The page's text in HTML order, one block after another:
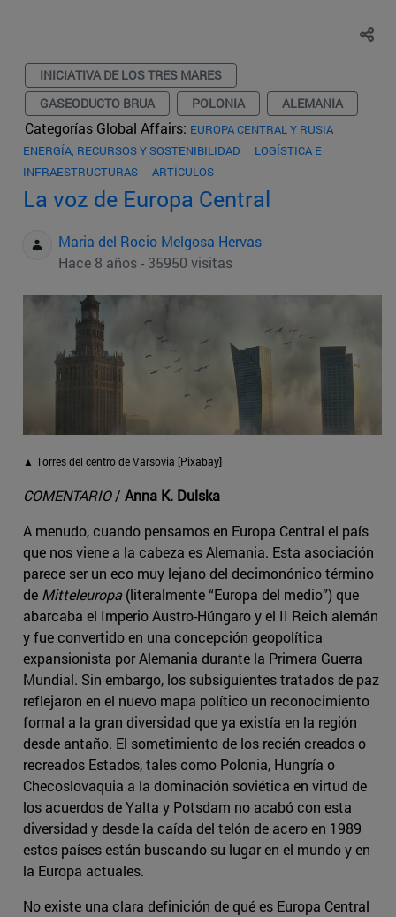
INICIATIVA DE LOS TRES MARES
GASEODUCTO BRUA
POLONIA ALEMANIA
Categorías Global Affairs: EUROPA CENTRAL Y RUSIA
ENERGÍA, RECURSOS Y SOSTENIBILIDAD
LOGÍSTICA E
INFRAESTRUCTURAS
ARTÍCULOS
La voz de Europa Central
Maria del Rocio Melgosa Hervas
Hace 8 años - 35950 visitas
▲ Torres del centro de Varsovia [Pixabay]
COMENTARIO/ Anna K. Dulska
A menudo, cuando pensamos en Europa Central el país
que nos viene a la cabeza es Alemania. Esta asociación
parece ser un eco muy lejano del decimonónico término
de Mitteleuropa(literalmente “Europa del medio”) que
abarcaba el Imperio Austro-Húngaro y el II Reich alemán
y fue convertido en una concepción geopolítica
expansionista por Alemania durante la Primera Guerra
Mundial. Sin embargo, los subsiguientes tratados de paz
reflejaron en el nuevo mapa político un reconocimiento
formal a la gran diversidad que ya existía en la región
desde antaño. El sometimiento de los recién creados o
recreados Estados, tales como Polonia, Hungría o
Checoslovaquia a la dominación soviética en virtud de
los acuerdos de Yalta y Potsdam no acabó con esta
diversidad y desde la caída del telón de acero en 1989
estos países están buscando su lugar en el mundo y en
la Europa actuales.
No existe una clara definición de qué es Europa Central